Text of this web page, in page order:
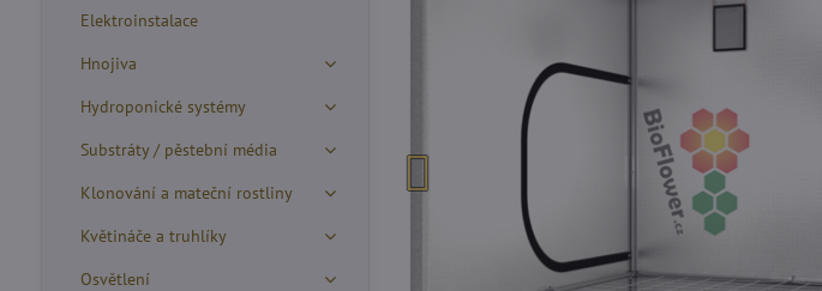
Elektroinstalace
Hnojiva
Hydroponické systémy
Substráty / pěstební média
Klonování a mateční rostliny
Květináče a truhlíky
Osvětlení